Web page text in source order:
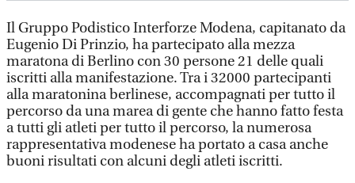
Il Gruppo Podistico Interforze Modena, capitanato da
Eugenio Di Prinzio, ha partecipato alla mezza
maratona di Berlino con 30 persone 21 delle quali
iscritti alla manifestazione. Tra i 32000 partecipanti
alla maratonina berlinese, accompagnati per tutto il
percorso da una marea di gente che hanno fatto festa
a tutti gli atleti per tutto il percorso, la numerosa
rappresentativa modenese ha portato a casa anche
buoni risultati con alcuni degli atleti iscritti.